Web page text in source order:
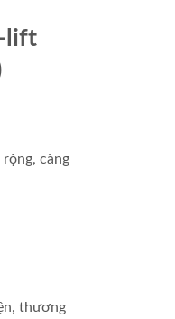
lift
rộng, càng
thương